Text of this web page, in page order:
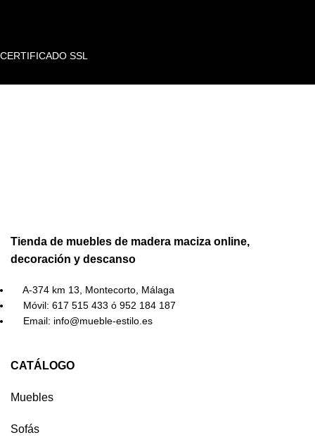
CERTIFICADO SSL
Tienda de muebles de madera maciza online,
decoración y descanso
A-374 km 13, Montecorto, Málaga
Móvil: 617 515 433 ó 952 184 187
Email: info@mueble-estilo.es
CATÁLOGO
Muebles
Sofás